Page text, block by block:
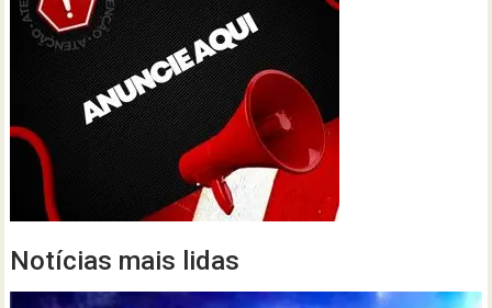
Notícias mais lidas